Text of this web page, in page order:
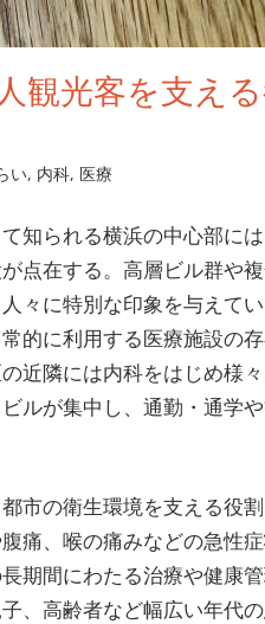
観光客を支え
い, 内科, 医療
知られる横浜の中心部に
点在する。 高層ビル群や
々に特別な印象を与えて
的に利用する医療施設の
近隣には内科をはじめ様
ルが集中し、通勤・通学
市の衛生環境を支える役
痛、喉の痛みなどの急性
期間にわたる治療や健康
、高齢者など幅広い年代